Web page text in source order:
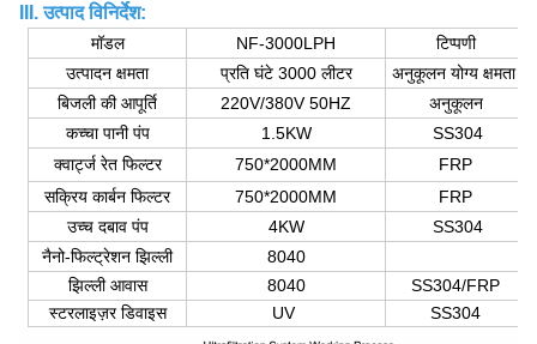
III. उत्पाद विनिर्देश:
मॉडल NF-3000LPH
टिप्पणी
उत्पादन क्षमता
प्रति घंटे 3000 लीटर
अनुकूलन योग्य क्षमता
बिजली की आपूर्ति
220V/380V 50HZ
अनुकूलन
कच्चा पानी पंप
1.5KW
SS304
क्वार्ट्ज रेत फिल्टर
750*2000MM
FRP
सक्रिय कार्बन फिल्टर
750*2000MM
FRP
उच्च दबाव पंप
4KW
SS304
नैनो-फिल्ट्रेशन झिल्ली
8040
झिल्ली आवास
8040
SS304/FRP
स्टरलाइज़र डिवाइस
UV SS304